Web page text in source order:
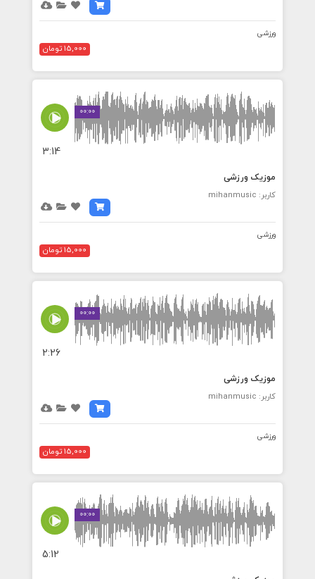
ورزشی
15,000 تومان
00:00
3:14
موزیک ورزشی
کاربر: mihanmusic
ورزشی
15,000 تومان
00:00
2:26
موزیک ورزشی
کاربر: mihanmusic
ورزشی
15,000 تومان
00:00
5:12